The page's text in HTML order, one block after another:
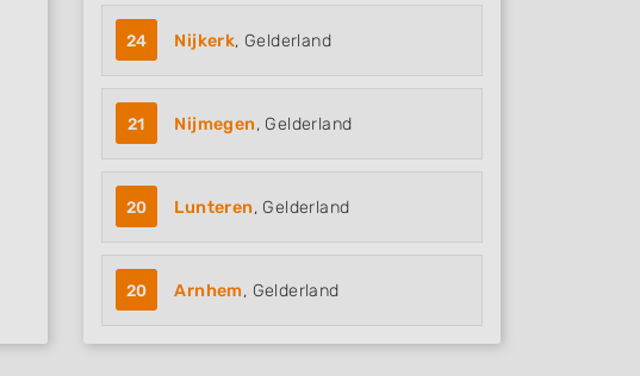
24 Nijkerk, Gelderland
21 Nijmegen, Gelderland
20 Lunteren, Gelderland
20 Arnhem, Gelderland